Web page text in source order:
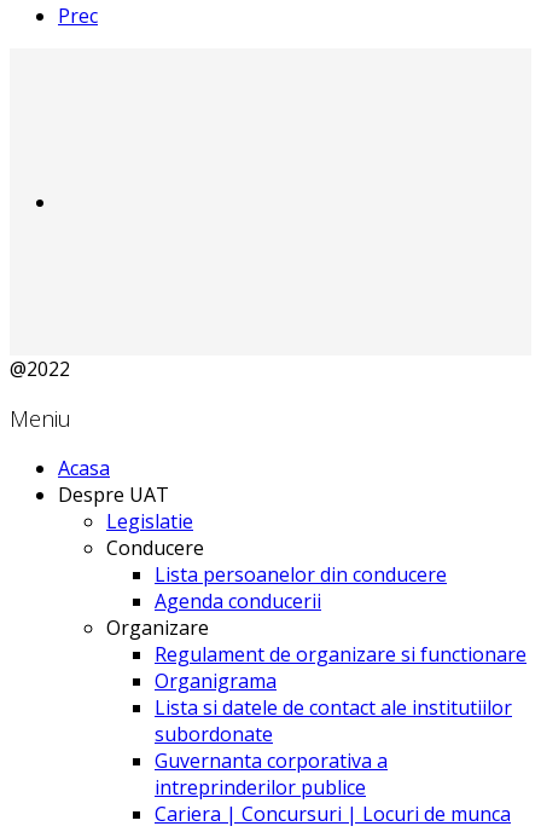
Prec
@2022
Meniu
Acasa
Despre UAT
Legislatie
Conducere
Lista persoanelor din conducere
Agenda conducerii
Organizare
Regulament de organizare si functionare
Organigrama
Lista si datele de contact ale institutiilor
subordonate
Guvernanta corporativa a
intreprinderilor publice
Cariera | Concursuri | Locuri de munca